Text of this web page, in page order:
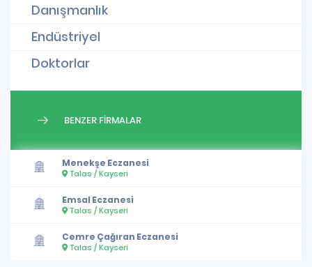
Danışmanlık
Endüstriyel
Doktorlar
BENZER FİRMALAR
Menekşe Eczanesi
Talas / Kayseri
Emsal Eczanesi
Talas / Kayseri
Cemre Çağıran Eczanesi
Talas / Kayseri